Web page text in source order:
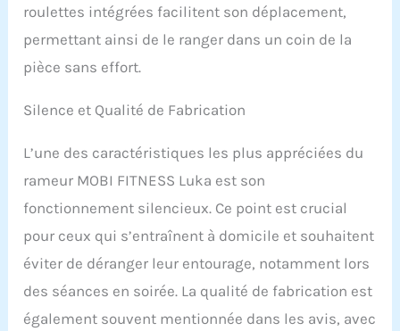
connecté et intelligent !
【Structure stable &
minutes max. Sa
supporte jusqu’à 160 kg
utilisateurs de 125 à 195
cm. Convient à tous, des
enfants aux seniors !
Mobifitness ?】：
Mobifitness, marque
innovante de fitness,
allie design élégant et
roulettes intégrées facilitent son déplacement,
permettant ainsi de le ranger dans un coin de la
pièce sans effort.
Silence et Qualité de Fabrication
L’une des caractéristiques les plus appréciées du
rameur MOBI FITNESS Luka est son
fonctionnement silencieux. Ce point est crucial
pour ceux qui s’entraînent à domicile et souhaitent
éviter de déranger leur entourage, notamment lors
des séances en soirée. La qualité de fabrication est
également souvent mentionnée dans les avis, avec